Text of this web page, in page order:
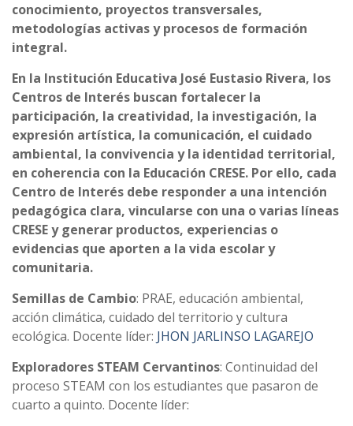
conocimiento, proyectos transversales,
metodologías activas y procesos de formación
integral.
En la Institución Educativa José Eustasio Rivera, los
Centros de Interés buscan fortalecer la
participación, la creatividad, la investigación, la
expresión artística, la comunicación, el cuidado
ambiental, la convivencia y la identidad territorial,
en coherencia con la Educación CRESE. Por ello, cada
Centro de Interés debe responder a una intención
pedagógica clara, vincularse con una o varias líneas
CRESE y generar productos, experiencias o
evidencias que aporten a la vida escolar y
comunitaria.
Semillas de Cambio: PRAE, educación ambiental,
acción climática, cuidado del territorio y cultura
ecológica. Docente líder: JHON JARLINSO LAGAREJO
Exploradores STEAM Cervantinos: Continuidad del
proceso STEAM con los estudiantes que pasaron de
cuarto a quinto. Docente líder: